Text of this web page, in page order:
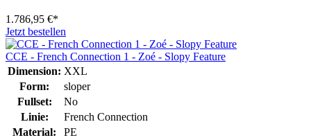
1.786,95 €*
Jetzt bestellen
CCE - French Connection 1 - Zoé - Slopy Feature
Dimension: XXL
Form:
sloper
Fullset:
No
Linie:
French Connection
Material:
PE